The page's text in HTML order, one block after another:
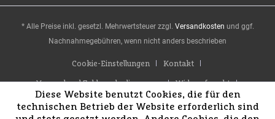
* Alle Preise inkl. gesetzl. Mehrwertsteuer zzgl. Versandkosten und ggf.
Nachnahmegebühren, wenn nicht anders beschrieben
Cookie-Einstellungen Kontakt
Versand und Zahlungsbedingungen Widerrufsrecht
Datenschutz AGB Impressum
Diese Website benutzt Cookies, die für den
technischen Betrieb der Website erforderlich sind